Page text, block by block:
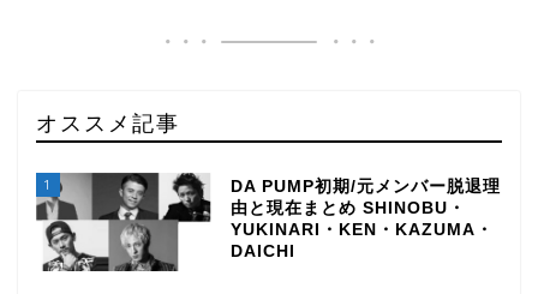
オススメ記事
1
DA PUMP初期/元メンバー脱退理
由と現在まとめ SHINOBU・
YUKINARI・KEN・KAZUMA・
DAICHI